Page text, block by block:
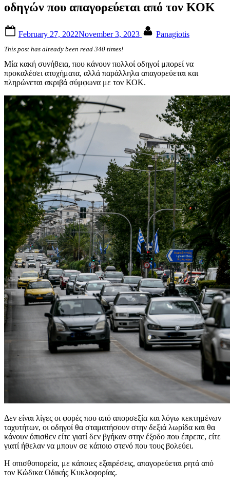
οδηγών που απαγορεύεται από τον ΚΟΚ
on
February 27, 2022November 3, 2023 Panagiotis
This post has already been read 340 times!
Μία κακή συνήθεια, που κάνουν πολλοί οδηγοί μπορεί να
προκαλέσει ατυχήματα, αλλά παράλληλα απαγορεύεται και
πληρώνεται ακριβά σύμφωνα με τον ΚΟΚ.
Δεν είναι λίγες οι φορές που από απορσεξία και λόγω κεκτημένων
ταχυτήτων, οι οδηγοί θα σταματήσουν στην δεξιά λωρίδα και θα
κάνουν όπισθεν είτε γιατί δεν βγήκαν στην έξοδο που έπρεπε, είτε
γιατί ήθελαν να μπουν σε κάποιο στενό που τους βολεύει.
Η οπισθοπορεία, με κάποιες εξαιρέσεις, απαγορεύεται ρητά από
τον Κώδικα Οδικής Κυκλοφορίας.